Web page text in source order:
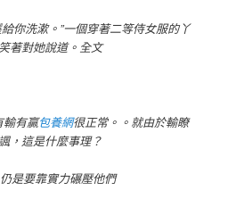
你洗漱。”一個穿著二等侍女服的丫
著對她說道。全文
輸有贏包養網很正常。。就由於輸瞭
，這是什麼事理？
仍是要靠實力碾壓他們